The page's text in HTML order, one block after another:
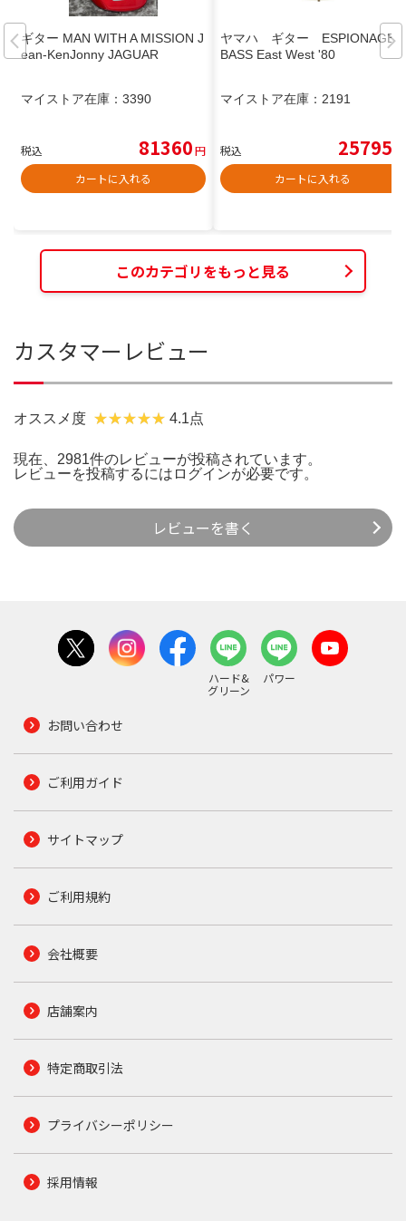
ギター MAN WITH A MISSION J
ean-KenJonny JAGUAR
マイストア在庫： 3390
税込 81360円
カートに入れる
ヤマハ ギター ESPIONAGE
BASS East West '80
マイストア在庫： 2191
税込 25795
カートに入れる
このカテゴリをもっと見る
カスタマーレビュー
オススメ度 4.1点
現在、2981件のレビューが投稿されています。
レビューを投稿するには ログインが必要です。
レビューを書く
ハード&
グリーン
パワー
お問い合わせ
ご利用ガイド
サイトマップ
ご利用規約
会社概要
店舗案内
特定商取引法
プライバシーポリシー
採用情報